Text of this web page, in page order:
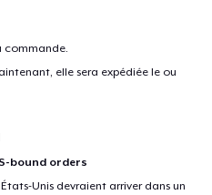
commande.
elle sera expédiée le ou
bound orders
Unis devraient arriver dans un